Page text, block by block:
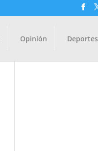
Opinión Deportes